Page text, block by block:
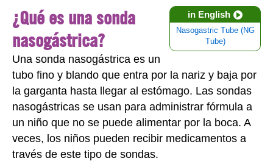
in English
Nasogastric Tube (NG
Tube)
¿Qué es una sonda
nasogástrica?
Una sonda nasogástrica es un
tubo fino y blando que entra por la nariz y baja por
la garganta hasta llegar al estómago. Las sondas
nasogástricas se usan para administrar fórmula a
un niño que no se puede alimentar por la boca. A
veces, los niños pueden recibir medicamentos a
través de este tipo de sondas.